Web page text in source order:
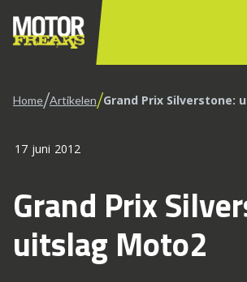
Home/Artikelen/Grand Prix Silverstone:
17 juni 2012
Grand Prix
uitslag Moto2